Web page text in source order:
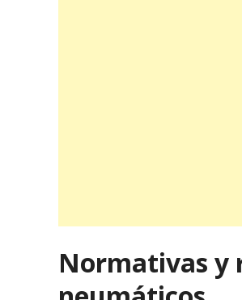
Normativas y